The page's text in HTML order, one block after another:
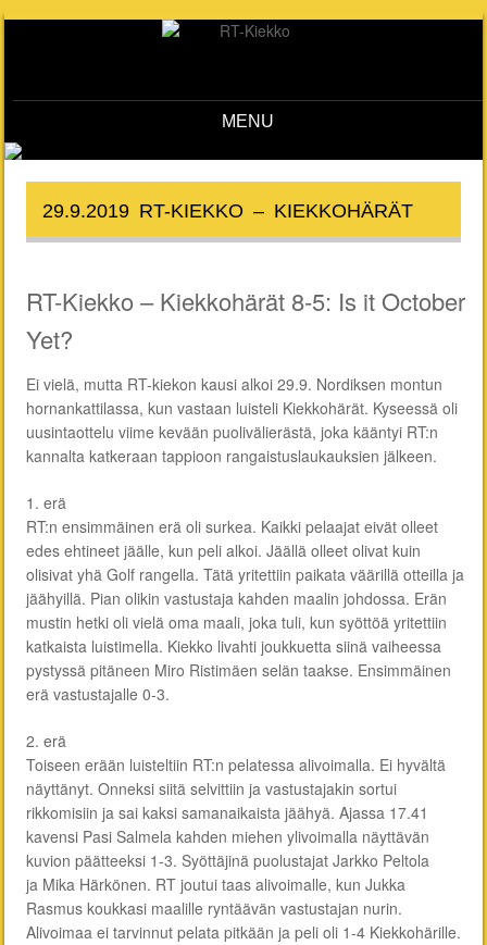
MENU
Skip to content
29.9.2019 RT-KIEKKO – KIEKKOHÄRÄT
RT-Kiekko – Kiekkohärät 8-5: Is it October
Yet?
Ei vielä, mutta RT-kiekon kausi alkoi 29.9. Nordiksen montun
hornankattilassa, kun vastaan luisteli Kiekkohärät. Kyseessä oli
uusintaottelu viime kevään puolivälierästä, joka kääntyi RT:n
kannalta katkeraan tappioon rangaistuslaukauksien jälkeen.
1. erä
RT:n ensimmäinen erä oli surkea. Kaikki pelaajat eivät olleet
edes ehtineet jäälle, kun peli alkoi. Jäällä olleet olivat kuin
olisivat yhä Golf rangella. Tätä yritettiin paikata väärillä otteilla ja
jäähyillä. Pian olikin vastustaja kahden maalin johdossa. Erän
mustin hetki oli vielä oma maali, joka tuli, kun syöttöä yritettiin
katkaista luistimella. Kiekko livahti joukkuetta siinä vaiheessa
pystyssä pitäneen Miro Ristimäen selän taakse. Ensimmäinen
erä vastustajalle 0-3.
2. erä
Toiseen erään luisteltiin RT:n pelatessa alivoimalla. Ei hyvältä
näyttänyt. Onneksi siitä selvittiin ja vastustajakin sortui
rikkomisiin ja sai kaksi samanaikaista jäähyä. Ajassa 17.41
kavensi Pasi Salmela kahden miehen ylivoimalla näyttävän
kuvion päätteeksi 1-3. Syöttäjinä puolustajat Jarkko Peltola
ja Mika Härkönen. RT joutui taas alivoimalle, kun Jukka
Rasmus koukkasi maalille ryntäävän vastustajan nurin.
Alivoimaa ei tarvinnut pelata pitkään ja peli oli 1-4 Kiekkohärille.